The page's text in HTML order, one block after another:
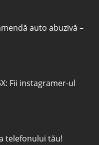
auto abuzivă –
Fii instagramer-ul
telefonului tău!